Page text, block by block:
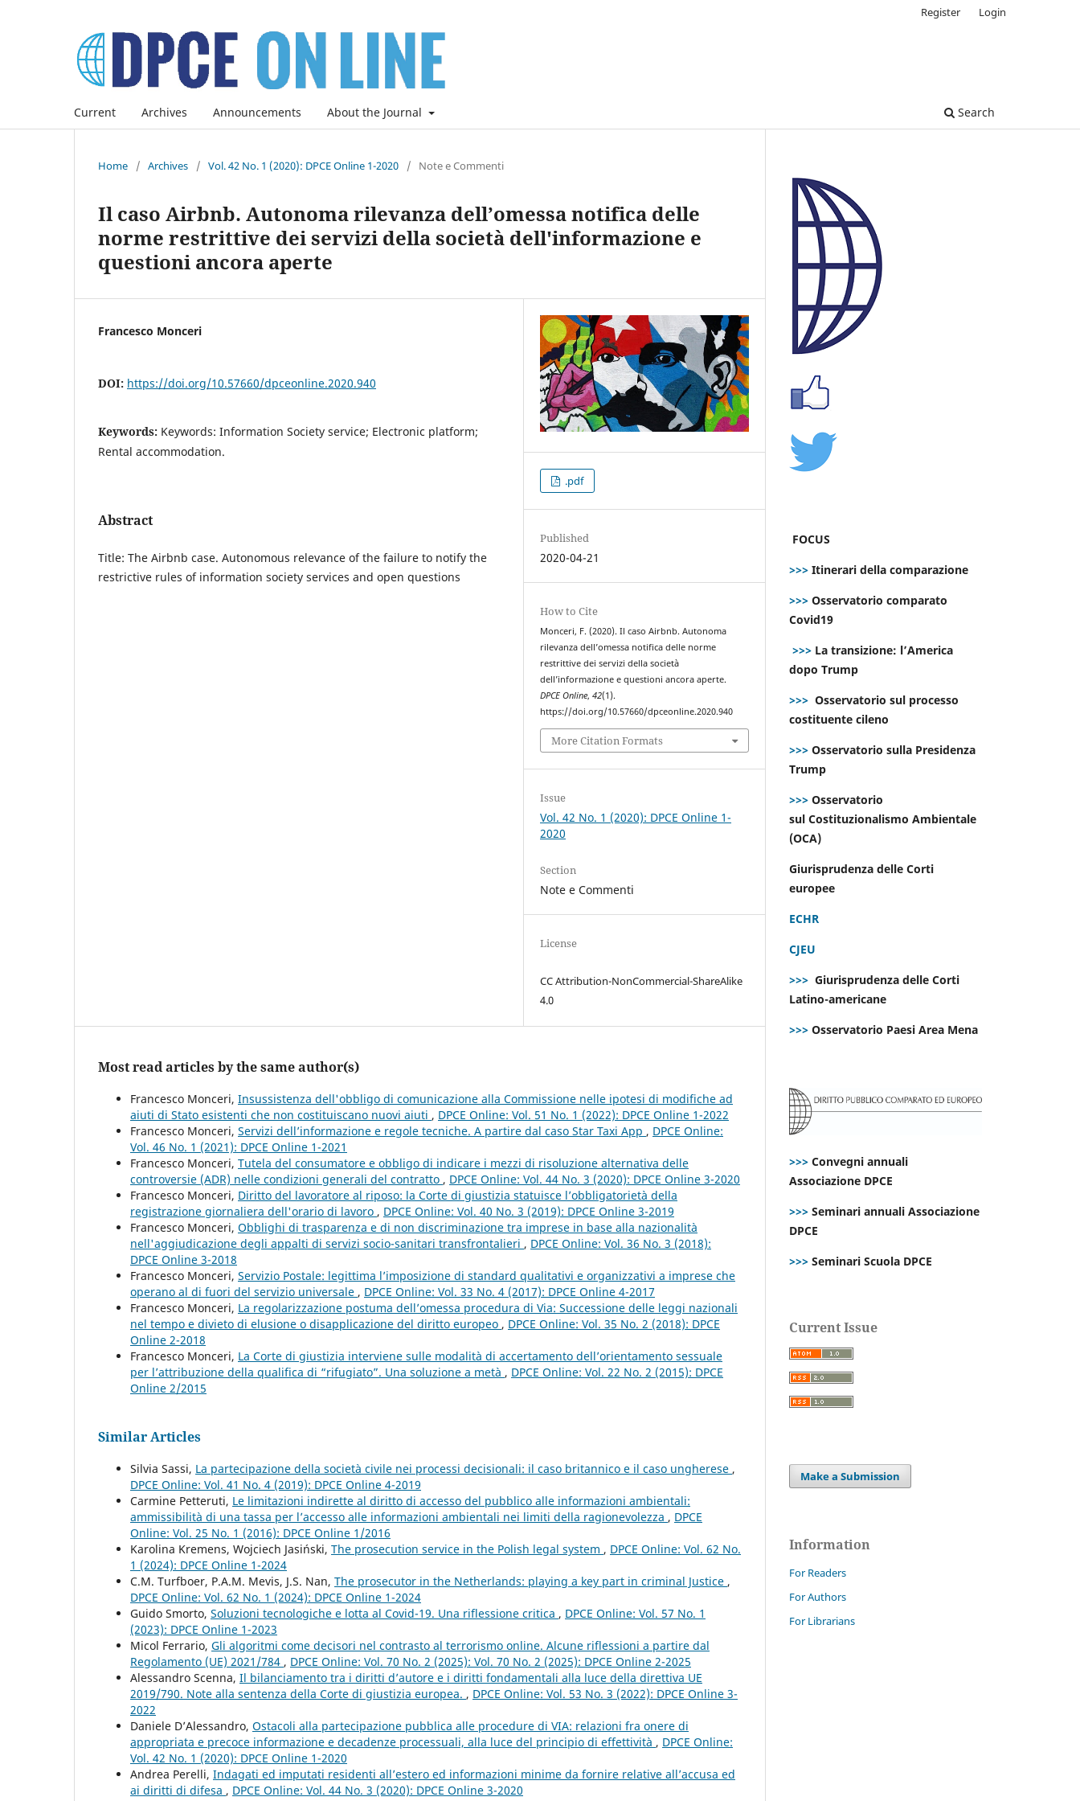
Current Archives Announcements About the Journal Search
Register Login
Home / Archives / Vol. 42 No. 1 (2020): DPCE Online 1-2020 / Note e Commenti
Il caso Airbnb. Autonoma rilevanza dell’omessa notifica delle
norme restrittive dei servizi della società dell'informazione e
questioni ancora aperte
Francesco Monceri
DOI: https://doi.org/10.57660/dpceonline.2020.940
Keywords: Keywords: Information Society service; Electronic platform;
Rental accommodation.
Abstract
Title: The Airbnb case. Autonomous relevance of the failure to notify the
restrictive rules of information society services and open questions
.pdf
Published
2020-04-21
How to Cite
Monceri, F. (2020). Il caso Airbnb. Autonoma
rilevanza dell’omessa notifica delle norme
restrittive dei servizi della società
dell’informazione e questioni ancora aperte.
DPCE Online,42(1).
https://doi.org/10.57660/dpceonline.2020.940
More Citation Formats
Issue
Vol. 42 No. 1 (2020): DPCE Online 1-
2020
Section
Note e Commenti
License
CC Attribution-NonCommercial-ShareAlike
4.0
Most read articles by the same author(s)
Francesco Monceri, Insussistenza dell'obbligo di comunicazione alla Commissione nelle ipotesi di modifiche ad
aiuti di Stato esistenti che non costituiscano nuovi aiuti , DPCE Online: Vol. 51 No. 1 (2022): DPCE Online 1-2022
Francesco Monceri, Servizi dell’informazione e regole tecniche. A partire dal caso Star Taxi App , DPCE Online:
Vol. 46 No. 1 (2021): DPCE Online 1-2021
Francesco Monceri, Tutela del consumatore e obbligo di indicare i mezzi di risoluzione alternativa delle
controversie (ADR) nelle condizioni generali del contratto , DPCE Online: Vol. 44 No. 3 (2020): DPCE Online 3-2020
Francesco Monceri, Diritto del lavoratore al riposo: la Corte di giustizia statuisce l’obbligatorietà della
registrazione giornaliera dell'orario di lavoro , DPCE Online: Vol. 40 No. 3 (2019): DPCE Online 3-2019
Francesco Monceri, Obblighi di trasparenza e di non discriminazione tra imprese in base alla nazionalità
nell'aggiudicazione degli appalti di servizi socio-sanitari transfrontalieri , DPCE Online: Vol. 36 No. 3 (2018):
DPCE Online 3-2018
Francesco Monceri, Servizio Postale: legittima l’imposizione di standard qualitativi e organizzativi a imprese che
operano al di fuori del servizio universale , DPCE Online: Vol. 33 No. 4 (2017): DPCE Online 4-2017
Francesco Monceri, La regolarizzazione postuma dell’omessa procedura di Via: Successione delle leggi nazionali
nel tempo e divieto di elusione o disapplicazione del diritto europeo , DPCE Online: Vol. 35 No. 2 (2018): DPCE
Online 2-2018
Francesco Monceri, La Corte di giustizia interviene sulle modalità di accertamento dell’orientamento sessuale
per l’attribuzione della qualifica di “rifugiato”. Una soluzione a metà , DPCE Online: Vol. 22 No. 2 (2015): DPCE
Online 2/2015
Similar Articles
Silvia Sassi, La partecipazione della società civile nei processi decisionali: il caso britannico e il caso ungherese ,
DPCE Online: Vol. 41 No. 4 (2019): DPCE Online 4-2019
Carmine Petteruti, Le limitazioni indirette al diritto di accesso del pubblico alle informazioni ambientali:
ammissibilità di una tassa per l’accesso alle informazioni ambientali nei limiti della ragionevolezza , DPCE
Online: Vol. 25 No. 1 (2016): DPCE Online 1/2016
Karolina Kremens, Wojciech Jasiński, The prosecution service in the Polish legal system , DPCE Online: Vol. 62 No.
1 (2024): DPCE Online 1-2024
C.M. Turfboer, P.A.M. Mevis, J.S. Nan, The prosecutor in the Netherlands: playing a key part in criminal Justice ,
DPCE Online: Vol. 62 No. 1 (2024): DPCE Online 1-2024
Guido Smorto, Soluzioni tecnologiche e lotta al Covid-19. Una riflessione critica , DPCE Online: Vol. 57 No. 1
(2023): DPCE Online 1-2023
Micol Ferrario, Gli algoritmi come decisori nel contrasto al terrorismo online. Alcune riflessioni a partire dal
Regolamento (UE) 2021/784 , DPCE Online: Vol. 70 No. 2 (2025): Vol. 70 No. 2 (2025): DPCE Online 2-2025
Alessandro Scenna, Il bilanciamento tra i diritti d’autore e i diritti fondamentali alla luce della direttiva UE
2019/790. Note alla sentenza della Corte di giustizia europea. , DPCE Online: Vol. 53 No. 3 (2022): DPCE Online 3-
2022
Daniele D’Alessandro, Ostacoli alla partecipazione pubblica alle procedure di VIA: relazioni fra onere di
appropriata e precoce informazione e decadenze processuali, alla luce del principio di effettività , DPCE Online:
Vol. 42 No. 1 (2020): DPCE Online 1-2020
Andrea Perelli, Indagati ed imputati residenti all’estero ed informazioni minime da fornire relative all’accusa ed
ai diritti di difesa , DPCE Online: Vol. 44 No. 3 (2020): DPCE Online 3-2020
FOCUS
>>> Itinerari della comparazione
>>> Osservatorio comparato
Covid19
>>> La transizione: l’America
dopo Trump
>>> Osservatorio sul processo
costituente cileno
>>> Osservatorio sulla Presidenza
Trump
>>> Osservatorio
sul Costituzionalismo Ambientale
(OCA)
Giurisprudenza delle Corti
europee
ECHR
CJEU
>>> Giurisprudenza delle Corti
Latino-americane
>>> Osservatorio Paesi Area Mena
>>> Convegni annuali
Associazione DPCE
>>> Seminari annuali Associazione
DPCE
>>> Seminari Scuola DPCE
Current Issue
Make a Submission
Information
For Readers
For Authors
For Librarians